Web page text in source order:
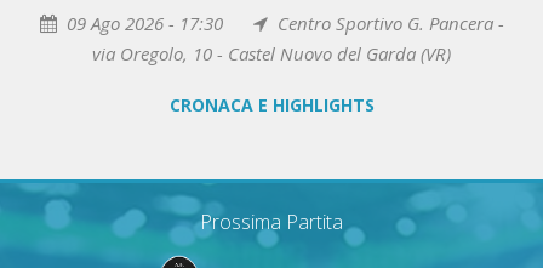
09 Ago 2026 - 17:30
Centro Sportivo G. Pancera -
via Oregolo, 10 - Castel Nuovo del Garda (VR)
CRONACA E HIGHLIGHTS
Prossima Partita